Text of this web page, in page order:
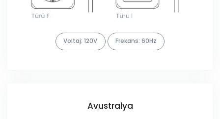
Voltaj: 120V Frekans: 60Hz
Avustralya